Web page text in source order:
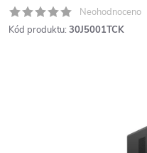
Neohodnoceno
Kód produktu: 30J5001TCK